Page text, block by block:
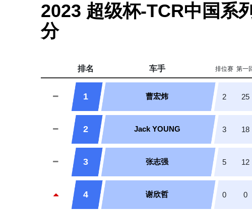
2023 超级杯-TCR中国系
分
排名 车手 排位赛 第一
1 曹宏炜 2 25
2 Jack YOUNG 3 18
3 张志强 5 12
4 谢欣哲 0 0